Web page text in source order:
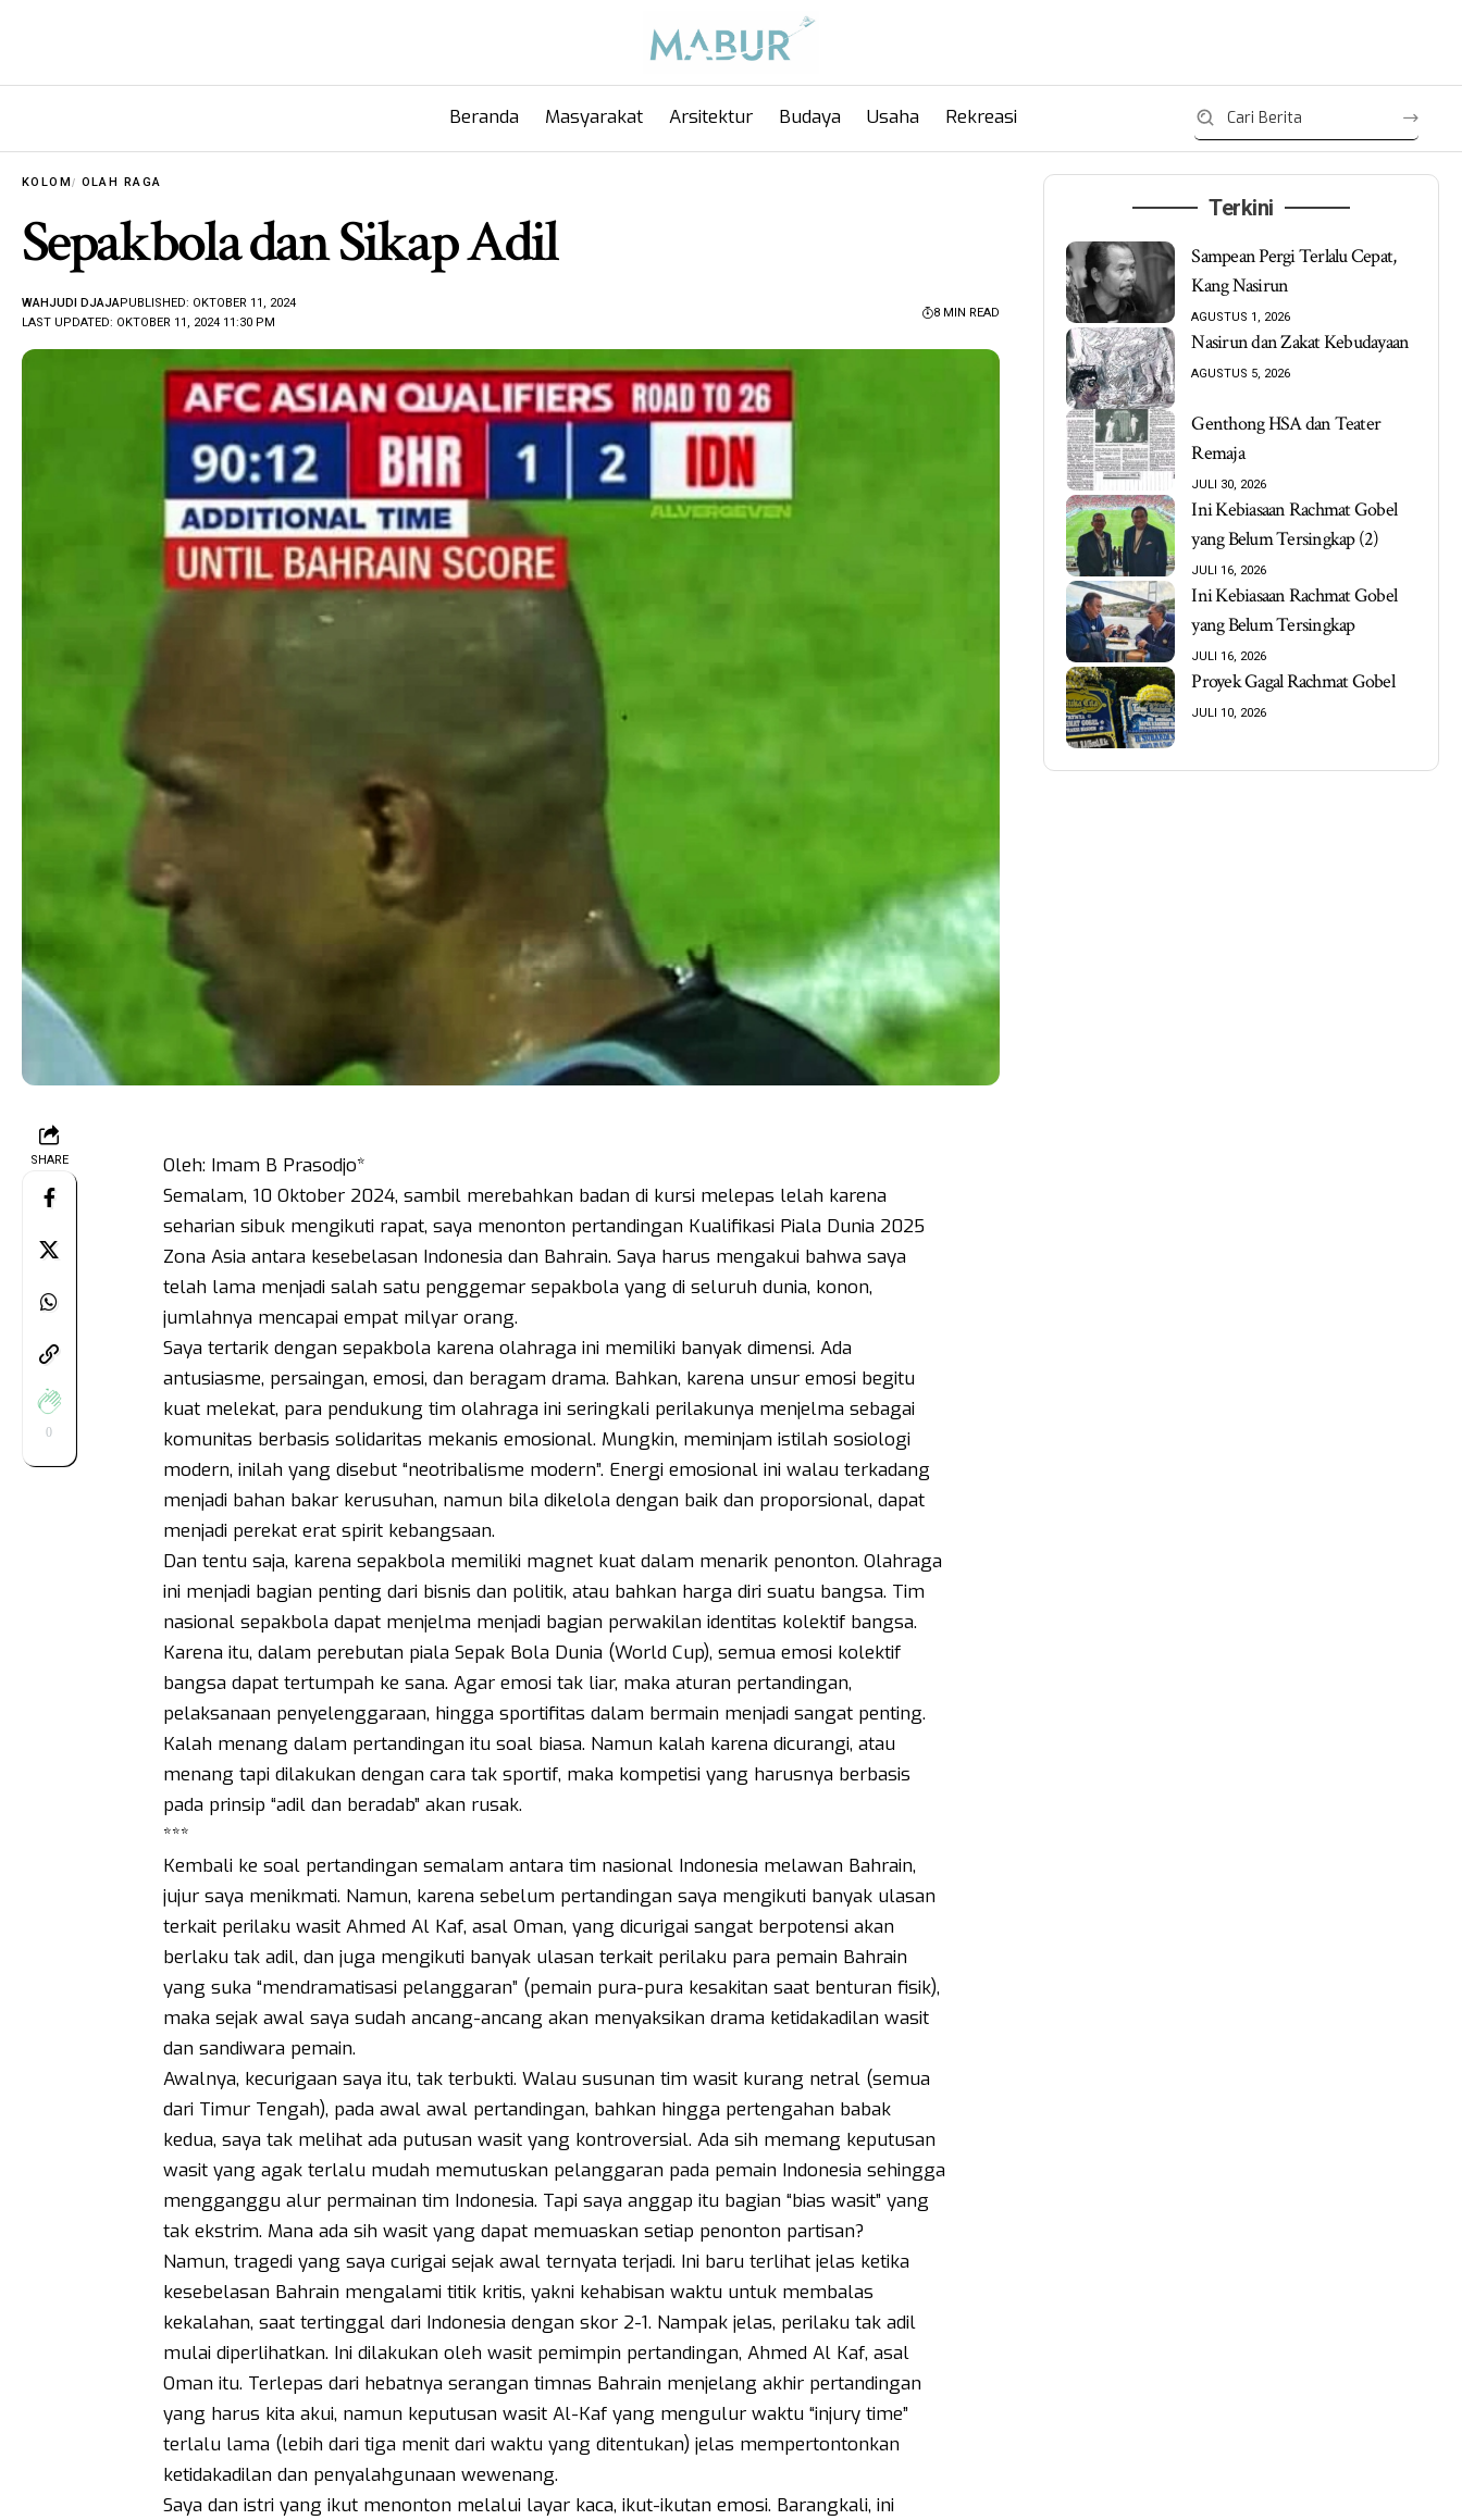
Beranda Masyarakat Arsitektur Budaya Usaha Rekreasi
KOLOM OLAH RAGA
Sepakbola dan Sikap Adil
LAST UPDATED: OKTOBER 11, 2024 11:30 PM
WAHJUDI DJAJAPUBLISHED: OKTOBER 11, 2024
8 MIN READ
SHARE
0
Oleh: Imam B Prasodjo*
Semalam, 10 Oktober 2024, sambil merebahkan badan di kursi melepas lelah karena
seharian sibuk mengikuti rapat, saya menonton pertandingan Kualifikasi Piala Dunia 2025
Zona Asia antara kesebelasan Indonesia dan Bahrain. Saya harus mengakui bahwa saya
telah lama menjadi salah satu penggemar sepakbola yang di seluruh dunia, konon,
jumlahnya mencapai empat milyar orang.
Saya tertarik dengan sepakbola karena olahraga ini memiliki banyak dimensi. Ada
antusiasme, persaingan, emosi, dan beragam drama. Bahkan, karena unsur emosi begitu
kuat melekat, para pendukung tim olahraga ini seringkali perilakunya menjelma sebagai
komunitas berbasis solidaritas mekanis emosional. Mungkin, meminjam istilah sosiologi
modern, inilah yang disebut “neotribalisme modern”. Energi emosional ini walau terkadang
menjadi bahan bakar kerusuhan, namun bila dikelola dengan baik dan proporsional, dapat
menjadi perekat erat spirit kebangsaan.
Dan tentu saja, karena sepakbola memiliki magnet kuat dalam menarik penonton. Olahraga
ini menjadi bagian penting dari bisnis dan politik, atau bahkan harga diri suatu bangsa. Tim
nasional sepakbola dapat menjelma menjadi bagian perwakilan identitas kolektif bangsa.
Karena itu, dalam perebutan piala Sepak Bola Dunia (World Cup), semua emosi kolektif
bangsa dapat tertumpah ke sana. Agar emosi tak liar, maka aturan pertandingan,
pelaksanaan penyelenggaraan, hingga sportifitas dalam bermain menjadi sangat penting.
Kalah menang dalam pertandingan itu soal biasa. Namun kalah karena dicurangi, atau
menang tapi dilakukan dengan cara tak sportif, maka kompetisi yang harusnya berbasis
pada prinsip “adil dan beradab” akan rusak.
***
Kembali ke soal pertandingan semalam antara tim nasional Indonesia melawan Bahrain,
jujur saya menikmati. Namun, karena sebelum pertandingan saya mengikuti banyak ulasan
terkait perilaku wasit Ahmed Al Kaf, asal Oman, yang dicurigai sangat berpotensi akan
berlaku tak adil, dan juga mengikuti banyak ulasan terkait perilaku para pemain Bahrain
yang suka “mendramatisasi pelanggaran” (pemain pura-pura kesakitan saat benturan fisik),
maka sejak awal saya sudah ancang-ancang akan menyaksikan drama ketidakadilan wasit
dan sandiwara pemain.
Awalnya, kecurigaan saya itu, tak terbukti. Walau susunan tim wasit kurang netral (semua
dari Timur Tengah), pada awal awal pertandingan, bahkan hingga pertengahan babak
kedua, saya tak melihat ada putusan wasit yang kontroversial. Ada sih memang keputusan
wasit yang agak terlalu mudah memutuskan pelanggaran pada pemain Indonesia sehingga
mengganggu alur permainan tim Indonesia. Tapi saya anggap itu bagian “bias wasit” yang
tak ekstrim. Mana ada sih wasit yang dapat memuaskan setiap penonton partisan?
Namun, tragedi yang saya curigai sejak awal ternyata terjadi. Ini baru terlihat jelas ketika
kesebelasan Bahrain mengalami titik kritis, yakni kehabisan waktu untuk membalas
kekalahan, saat tertinggal dari Indonesia dengan skor 2-1. Nampak jelas, perilaku tak adil
mulai diperlihatkan. Ini dilakukan oleh wasit pemimpin pertandingan, Ahmed Al Kaf, asal
Oman itu. Terlepas dari hebatnya serangan timnas Bahrain menjelang akhir pertandingan
yang harus kita akui, namun keputusan wasit Al-Kaf yang mengulur waktu “injury time”
terlalu lama (lebih dari tiga menit dari waktu yang ditentukan) jelas mempertontonkan
ketidakadilan dan penyalahgunaan wewenang.
Saya dan istri yang ikut menonton melalui layar kaca, ikut-ikutan emosi. Barangkali, ini
Terkini
Sampean Pergi Terlalu Cepat,
Kang Nasirun
AGUSTUS 1, 2026
Nasirun dan Zakat Kebudayaan
AGUSTUS 5, 2026
Genthong HSA dan Teater
Remaja
JULI 30, 2026
Ini Kebiasaan Rachmat Gobel
yang Belum Tersingkap (2)
JULI 16, 2026
Ini Kebiasaan Rachmat Gobel
yang Belum Tersingkap
JULI 16, 2026
Proyek Gagal Rachmat Gobel
JULI 10, 2026